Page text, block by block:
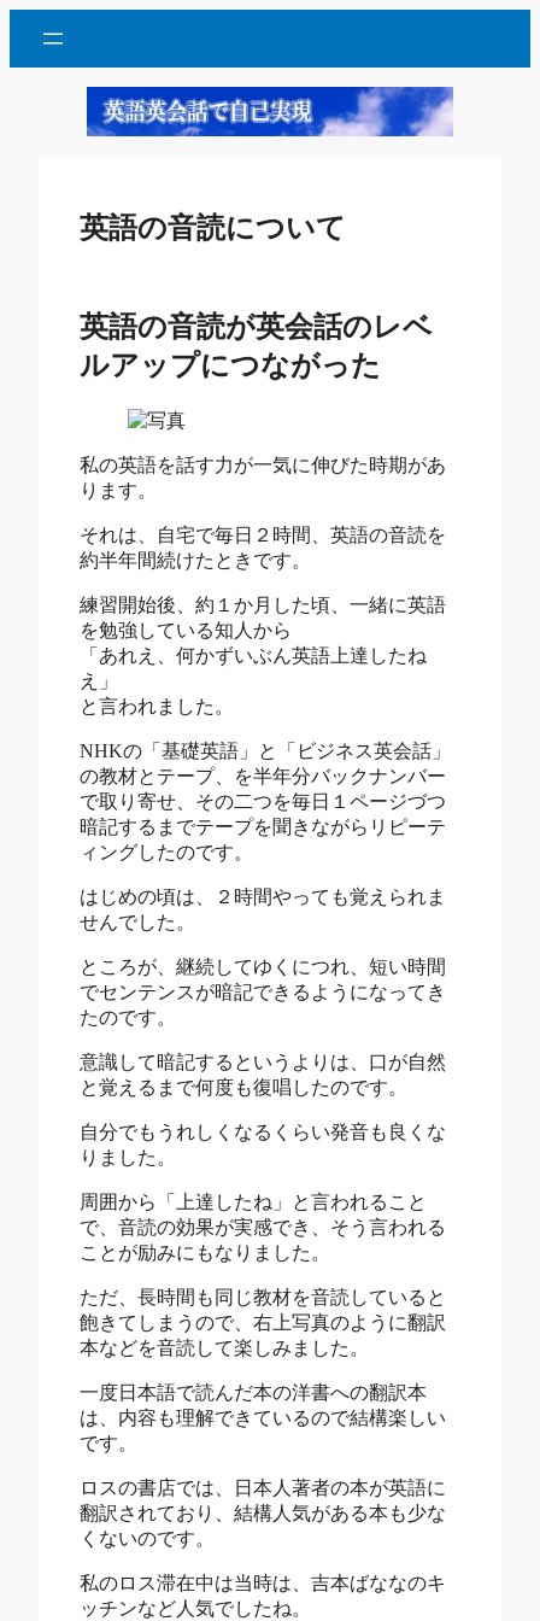
英語の音読について
英語の音読が英会話のレベ
ルアップにつながった
私の英語を話す力が一気に伸びた時期があ
ります。
それは、自宅で毎日２時間、英語の音読を
約半年間続けたときです。
練習開始後、約１か月した頃、一緒に英語
を勉強している知人から
「あれえ、何かずいぶん英語上達したね
え」
と言われました。
NHKの「基礎英語」と「ビジネス英会話」
の教材とテープ、を半年分バックナンバー
で取り寄せ、その二つを毎日１ページづつ
暗記するまでテープを聞きながらリピーテ
ィングしたのです。
はじめの頃は、２時間やっても覚えられま
せんでした。
ところが、継続してゆくにつれ、短い時間
でセンテンスが暗記できるようになってき
たのです。
意識して暗記するというよりは、口が自然
と覚えるまで何度も復唱したのです。
自分でもうれしくなるくらい発音も良くな
りました。
周囲から「上達したね」と言われること
で、音読の効果が実感でき、そう言われる
ことが励みにもなりました。
ただ、長時間も同じ教材を音読していると
飽きてしまうので、右上写真のように翻訳
本などを音読して楽しみました。
一度日本語で読んだ本の洋書への翻訳本
は、内容も理解できているので結構楽しい
です。
ロスの書店では、日本人著者の本が英語に
翻訳されており、結構人気がある本も少な
くないのです。
私のロス滞在中は当時は、吉本ばななのキ
ッチンなど人気でしたね。